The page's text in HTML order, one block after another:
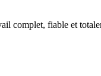
complet, fiable et